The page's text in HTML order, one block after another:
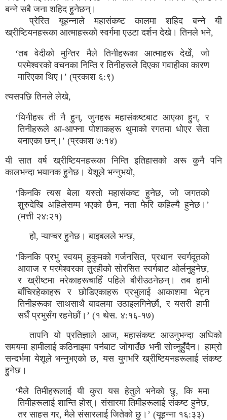
बन्ने सबै जना शहिद हुनेछन्।
प्रेरित यूहन्नाले महासंकष्ट कालमा शहिद बन्ने यी
ख्रीष्टियनहरूका आत्माहरूको स्वर्गमा एउटा दर्शन देखे। तिनले भने,
‘तब वेदीको मुन्तिर मैले तिनीहरूका आत्माहरू देखेँ, जो
परमेश्वरको वचनका निम्ति र तिनीहरूले दिएका गवाहीका कारण
मारिएका थिए।’ (प्रकाश ६:९)
त्यसपछि तिनले लेखे,
‘यिनीहरू ती नै हुन्, जुनहरू महासंकष्टबाट आएका हुन्, र
तिनीहरूले आ-आफ्ना पोशाकहरू थुमाको रगतमा धोएर सेता
बनाएका छन्।’ (प्रकाश ७:१४)
यी सात वर्ष ख्रीष्टियनहरूका निम्ति इतिहासको अरू कुनै पनि
कालभन्दा भयानक हुनेछ। येशूले भन्नुभयो,
‘किनकि त्यस बेला यस्तो महासंकष्ट हुनेछ, जो जगतको
शुरुदेखि अहिलेसम्म भएको छैन, नता फेरि कहिल्यै हुनेछ।’
(मत्ती २४:२१)
हो, ऱ्याप्चर हुनेछ। बाइबलले भन्छ,
‘किनकि प्रभु स्वयम् हुकुमको गर्जनसित, प्रधान स्वर्गदूतको
आवाज र परमेश्वरका तुरहीको सोरसित स्वर्गबाट ओर्लनुहुनेछ,
र ख्रीष्टमा मरेकाहरूचाहिँ पहिले बौरीउठनेछन्। तब हामी
बाँचिरहेकाहरू र छोडिएकाहरू प्रभुलाई आकाशमा भेट्न
तिनीहरूका साथसाथै बादलमा उठाइलगिनेछौं, र यसरी हामी
सधैँ प्रभुसँग रहनेछौं।’ (१ थेस. ४:१६-१७)
तापनि यो प्रतिज्ञाले आज, महासंकष्ट आउनुभन्दा अघिको
समयमा हामीलाई कठिनाइमा पर्नबाट जोगाउँछ भनी सोच्नुहुँदैन। हाम्रो
सन्दर्भमा येशूले भन्नुभएको छ, यस युगभरि ख्रीष्टियनहरूलाई संकष्ट
हुनेछ।
‘मैले तिमीहरूलाई यी कुरा यस हेतुले भनेको छु, कि ममा
तिमीहरूलाई शान्ति होस्। संसारमा तिमीहरूलाई संकष्ट हुनेछ,
तर साहस गर, मैले संसारलाई जितेको छु।’ (यूहन्ना १६:३३)